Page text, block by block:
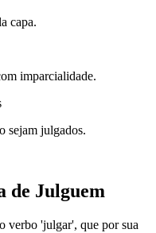
capa.
imparcialidade.
sejam julgados.
de Julguem
verbo 'julgar', que por sua